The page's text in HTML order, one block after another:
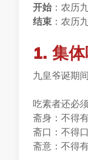
开始 ：农历
结束 ：农历
1. 集
九皇爷诞期
吃素者还必
斋身：不得
斋口：不得
斋意：不得